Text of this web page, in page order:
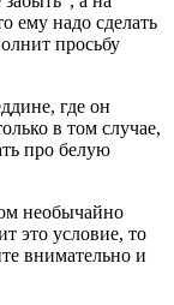
ему надо сделать
просьбу
где он
в том случае,
про белую
необычайно
это условие, то
внимательно и